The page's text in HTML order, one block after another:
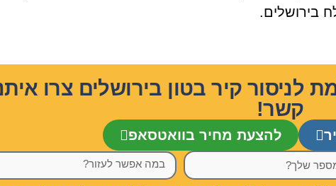
בירושלים.
קיר בטון בירושלים צרו
קשר!
להצעת מחיר בוואטסאפ